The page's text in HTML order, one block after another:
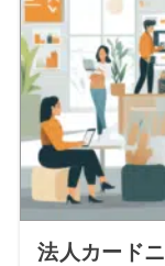
法人カード